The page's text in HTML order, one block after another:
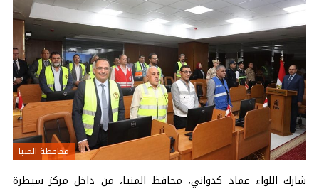
محافظة المنيا
شارك اللواء عماد كدواني، محافظ المنيا، من داخل مركز سيطرة